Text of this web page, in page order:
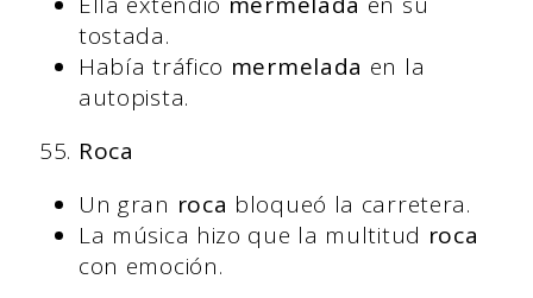
tostada.
Había tráfico mermelada en la
autopista.
Roca
Un gran roca bloqueó la carretera.
La música hizo que la multitud roca
con emoción.